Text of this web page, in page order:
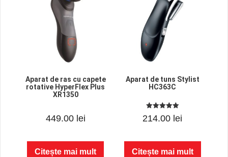
Aparat de ras cu capete
rotative HyperFlex Plus
XR1350
0
o
5
449.00 lei
Citește mai mult
Aparat de tuns Stylist
HC363C
5.00
out of 5
214.00 lei
Citește mai mult